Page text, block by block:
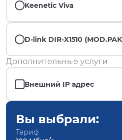
Keenetic Viva
D-link DIR-X1510
Дополнительные услуги
Внешний IP адрес
Вы выбрали:
Тариф